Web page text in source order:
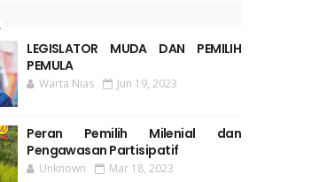
LEGISLATOR MUDA DAN PEMILIH
PEMULA
Warta Nias Jun 19, 2023
Peran Pemilih Milenial dan
Pengawasan Partisipatif
Unknown Mar 18, 2023